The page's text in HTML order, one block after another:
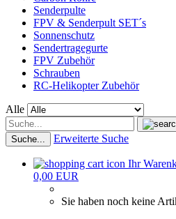
Senderpulte
FPV & Senderpult SET´s
Sonnenschutz
Sendertragegurte
FPV Zubehör
Schrauben
RC-Helikopter Zubehör
Alle
Suche... Erweiterte Suche
Ihr
0,00 EUR
Sie haben noch keine